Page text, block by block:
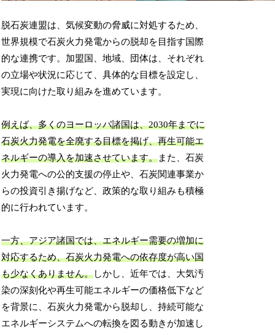
脱石炭連盟は、気候変動の脅威に対処するため、
世界規模で石炭火力発電からの脱却を目指す国際
的な連携です。加盟国、地域、団体は、それぞれ
の立場や状況に応じて、具体的な目標を設定し、
実現に向けた取り組みを進めています。
例えば、多くのヨーロッパ諸国は、2030年までに
石炭火力発電を全廃する目標を掲げ、再生可能エ
ネルギーの導入を加速させています。また、石炭
火力発電への公的支援の停止や、石炭関連事業か
らの投資引き揚げなど、政策的な取り組みも積極
的に行われています。
一方、アジア諸国では、エネルギー需要の増加に
対応するため、石炭火力発電への依存度が高い国
も少なくありません。しかし、近年では、大気汚
染の深刻化や再生可能エネルギーの価格低下など
を背景に、石炭火力発電から脱却し、持続可能な
エネルギーシステムへの転換を図る動きが加速し